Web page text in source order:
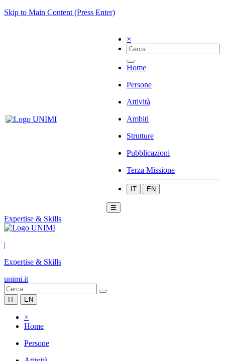
Skip to Main Content (Press Enter)
×
Home
Persone
Attività
Ambiti
Strutture
Pubblicazioni
Terza Missione
IT EN
☰
Expertise & Skills
|
Expertise & Skills
unimi.it
IT EN
×
Home
Persone